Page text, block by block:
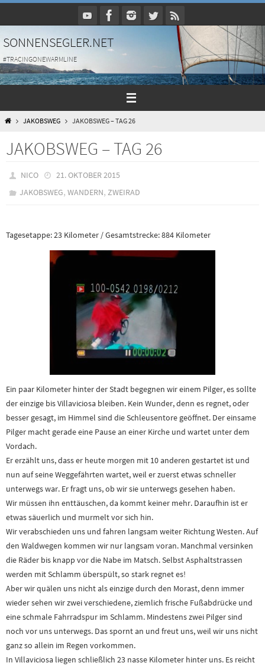
Inhalt
springen
SONNENSEGLER.NET
#TRACINGONEWARMLINE
HOMEJAKOBSWEG JAKOBSWEG – TAG 26
JAKOBSWEG – TAG 26
NICO
21. OKTOBER 2015
JAKOBSWEG,WANDERN,ZWEIRAD
Tagesetappe: 23 Kilometer / Gesamtstrecke: 884 Kilometer
Ein paar Kilometer hinter der Stadt begegnen wir einem Pilger, es sollte
der einzige bis Villaviciosa bleiben. Kein Wunder, denn es regnet, oder
besser gesagt, im Himmel sind die Schleusentore geöffnet. Der einsame
Pilger macht gerade eine Pause an einer Kirche und wartet unter dem
Vordach.
Er erzählt uns, dass er heute morgen mit 10 anderen gestartet ist und
nun auf seine Weggefährten wartet, weil er zuerst etwas schneller
unterwegs war. Er fragt uns, ob wir sie unterwegs gesehen haben.
Wir müssen ihn enttäuschen, da kommt keiner mehr. Daraufhin ist er
etwas säuerlich und murmelt vor sich hin.
Wir verabschieden uns und fahren langsam weiter Richtung Westen. Auf
den Waldwegen kommen wir nur langsam voran. Manchmal versinken
die Räder bis knapp vor die Nabe im Matsch. Selbst Asphaltstrassen
werden mit Schlamm überspült, so stark regnet es!
Aber wir quälen uns nicht als einzige durch den Morast, denn immer
wieder sehen wir zwei verschiedene, ziemlich frische Fußabdrücke und
eine schmale Fahrradspur im Schlamm. Mindestens zwei Pilger sind
noch vor uns unterwegs. Das spornt an und freut uns, weil wir uns nicht
ganz so allein im Regen vorkommen.
In Villaviciosa liegen schließlich 23 nasse Kilometer hinter uns. Es reicht